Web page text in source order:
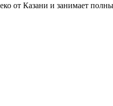
от Казани и занимает